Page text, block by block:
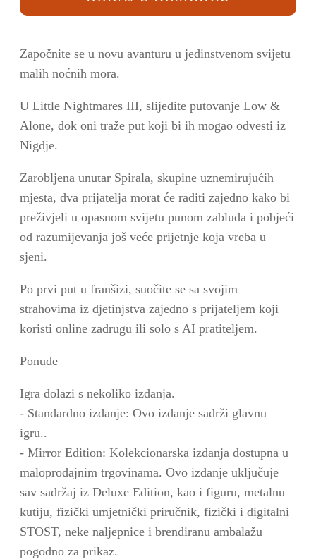
Switch
Započnite se u novu avanturu u jedinstvenom svijetu
malih noćnih mora.
U Little Nightmares III, slijedite putovanje Low &
Alone, dok oni traže put koji bi ih mogao odvesti iz
Nigdje.
Zarobljena unutar Spirala, skupine uznemirujućih
mjesta, dva prijatelja morat će raditi zajedno kako bi
preživjeli u opasnom svijetu punom zabluda i pobjeći
od razumijevanja još veće prijetnje koja vreba u
sjeni.
Po prvi put u franšizi, suočite se sa svojim
strahovima iz djetinjstva zajedno s prijateljem koji
koristi online zadrugu ili solo s AI pratiteljem.
Ponude
Igra dolazi s nekoliko izdanja.
- Standardno izdanje: Ovo izdanje sadrži glavnu
igru..
- Mirror Edition: Kolekcionarska izdanja dostupna u
maloprodajnim trgovinama. Ovo izdanje uključuje
sav sadržaj iz Deluxe Edition, kao i figuru, metalnu
kutiju, fizički umjetnički priručnik, fizički i digitalni
STOST, neke naljepnice i brendiranu ambalažu
pogodno za prikaz.